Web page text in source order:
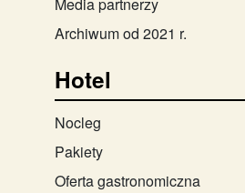
Media partnerzy
Archiwum od 2021 r.
Hotel
Nocleg
Pakiety
Oferta gastronomiczna